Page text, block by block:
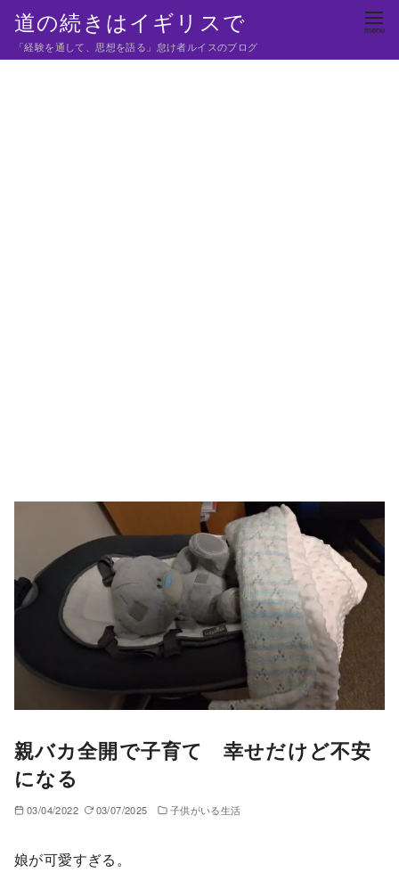
テ
道の続きはイギリスで
「経験を通して、思想を語る」怠け者ルイスのブログ
親バカ全開で子育て 幸せだけど不安
になる
03/04/2022 03/07/2025 子供がいる生活
娘が可愛すぎる。